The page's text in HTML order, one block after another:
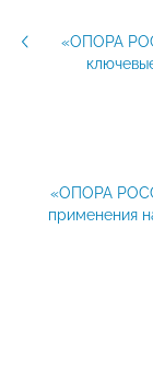
«ОПОРА
«ОПОРА
применения